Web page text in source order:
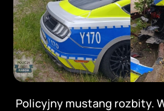
Policyjny mustang rozbity.